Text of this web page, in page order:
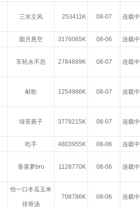
三水立风 253411K 08-07 连载中
圆月悬空 3176065K 08-06 连载中
车轮永不息 2784689K 08-07 连载中
献歌 1254986K 08-07 连载中
绿茶藨子 3778215K 08-07 连载中
吃手 4803955K 08-06 连载中
香菜萝bro 1128770K 08-06 连载中
恰一口冬瓜玉米
排骨汤
708786K 08-06 连载中